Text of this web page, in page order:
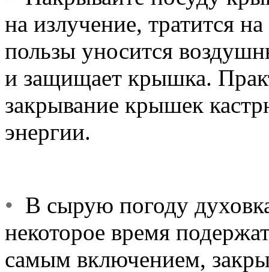
на излучение, тратится
пользы уносится
и защищает крышка.
закрывание крышек
энергии.
• В сырую погоду
некоторое время
самым включением,